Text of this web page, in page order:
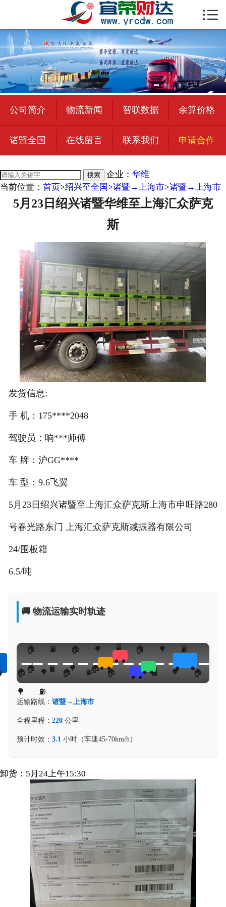
 首页
公司简介
物流新闻
绍兴至全国
合作加盟
宜荣智联
在线留言
注册
/
登录
在线礼佛
在线许愿

公司简介 物流新闻 智联数据 余算价格
诸暨全国 在线留言 联系我们 申请合作
搜索 企业： 华维
当前位置： 首页>绍兴至全国>诸暨→上海市>诸暨→上海市
5月23日绍兴诸暨华维至上海汇众萨克
斯
发货信息:
手 机：175****2048
驾驶员：响***师傅
车 牌：沪GG****
车 型：9.6飞翼
5月23日绍兴诸暨至上海汇众萨克斯上海市申旺路280
号春光路东门 上海汇众萨克斯减振器有限公司
24/围板箱
6.5/吨
🚚 物流运输实时轨迹
运输路线： 诸暨→上海市
全程里程： 220公里
预计时效： 3.1 小时（车速45-70km/h）
卸货：5月24上午15:30